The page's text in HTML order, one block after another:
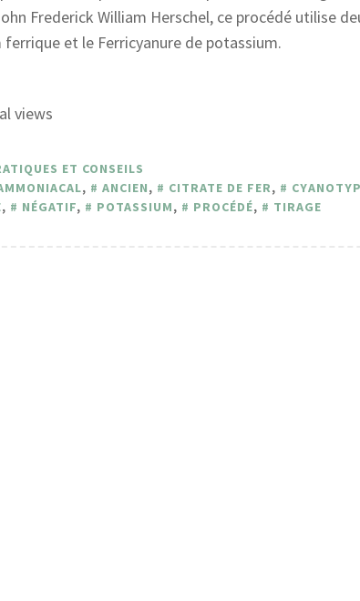
Frederick William Herschel, ce procédé utilise
ferrique et le Ferricyanure de potassium.
views
ET CONSEILS
, ANCIEN, CITRATE DE FER,
, NÉGATIF, POTASSIUM, PROCÉDÉ, TIRAGE